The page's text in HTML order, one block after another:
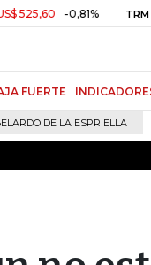
-0,81% TRM $
FUERTE
DE LA ESPRIELLA